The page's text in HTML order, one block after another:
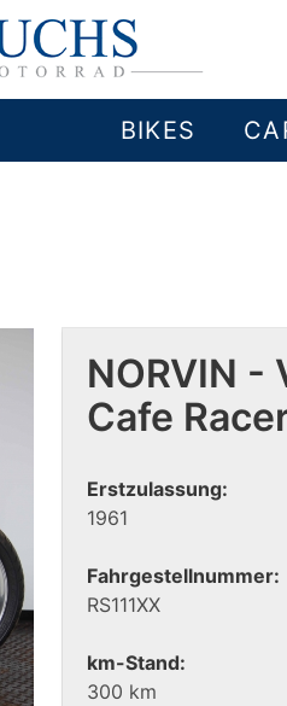
BIKES
NORVIN -
Cafe
Erstzulassung:
1961
Fahrgestellnummer:
RS111XX
km-Stand:
300 km